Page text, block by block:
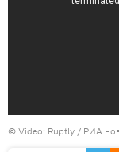
© Video: Ruptly / РИА